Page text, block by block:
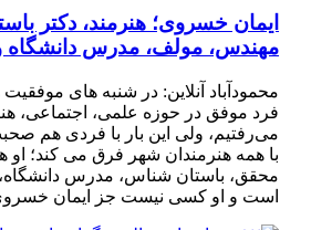
ایمان خسروی؛ هنرمند، دکتر
مهندس، مولف، مدرس
محمودآباد آنلاین: در شنبه های
فرد موفق در حوزه علمی، اجتماعی،
می‌رفتیم، ولی این بار با فردی هم
با همه هنرمندان شهر فرق می کند؛ او
محقق، باستان شناس، مدرس
است و او کسی نیست جز ایمان